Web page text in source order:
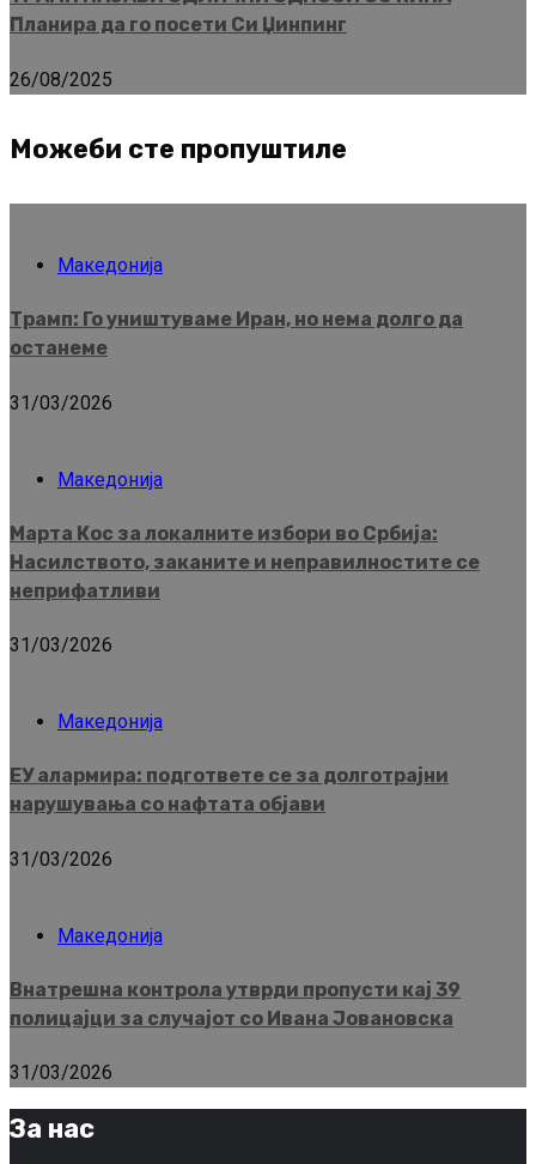
Планира да го посети Си Џинпинг
26/08/2025
Можеби сте пропуштиле
Македонија
Трамп: Го уништуваме Иран, но нема долго да
останеме
31/03/2026
Македонија
Марта Кос за локалните избори во Србија:
Насилството, заканите и неправилностите се
неприфатливи
31/03/2026
Македонија
ЕУ алармира: подгответе се за долготрајни
нарушувања со нафтата објави
31/03/2026
Македонија
Внатрешна контрола утврди пропусти кај 39
полицајци за случајот со Ивана Јовановска
31/03/2026
За нас